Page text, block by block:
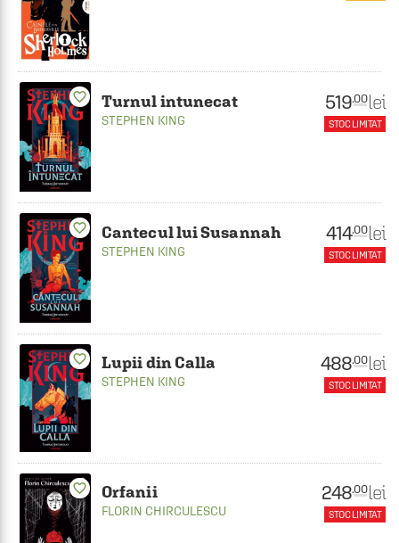
favorite_border Turnul intunecat
STEPHEN KING
519.00 lei
STOC LIMITAT
favorite_border Cantecul lui Susannah
STEPHEN KING
414.00 lei
STOC LIMITAT
favorite_border Lupii din Calla
STEPHEN KING
488.00 lei
STOC LIMITAT
favorite_border Orfanii
FLORIN CHIRCULESCU
248.00 lei
STOC LIMITAT